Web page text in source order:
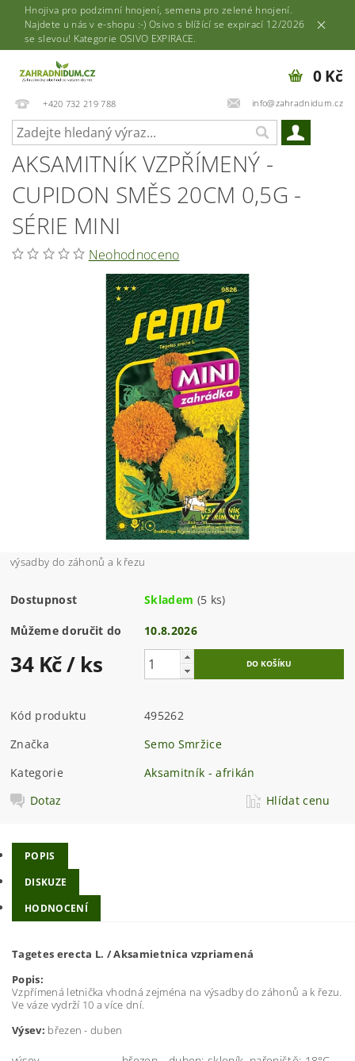
Hnojiva pro podzimní hnojení, semena pro zelené hnojení.
Najdete u nás v e-shopu :-) Osivo s blížící se expirací 12/2026
se slevou! Kategorie OSIVO EXPIRACE.
+420 732 219 788 info@zahradnidum.cz
0 Kč
AKSAMITNÍK VZPŘÍMENÝ -
CUPIDON SMĚS 20CM 0,5G -
SÉRIE MINI
Neohodnoceno
výsadby do záhonů a k řezu
Dostupnost Skladem (5 ks)
Můžeme doručit do 10.8.2026
34 Kč/ ks
Kód produktu
495262
Značka
Semo Smržice
Kategorie
Aksamitník - afrikán
Dotaz
Hlídat cenu
POPIS
DISKUZE
HODNOCENÍ
Tagetes erecta L. / Aksamietnica vzpriamená
Popis:
Vzpřímená letnička vhodná zejména na výsadby do záhonů a k řezu.
Ve váze vydrží 10 a více dní.
Výsev: březen - duben